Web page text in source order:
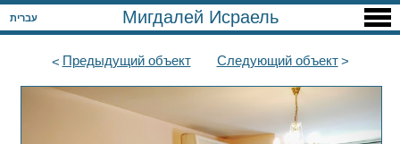
עברית Мигдалей Исраель
Предыдущийобъект Следующийобъект